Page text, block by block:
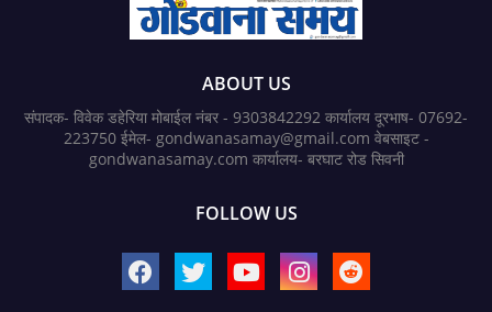
ABOUT US
संपादक- विवेक डहेरिया मोबाईल नंबर - 9303842292 कार्यालय दूरभाष- 07692-
223750 ईमेल- gondwanasamay@gmail.com वेबसाइट -
gondwanasamay.com कार्यालय- बरघाट रोड सिवनी
FOLLOW US